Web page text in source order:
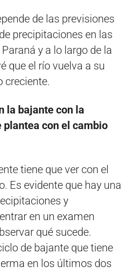
de las previsiones
precipitaciones en las
y a lo largo de la
que el río vuelva a su
creciente.
la bajante con la
plantea con el cambio
tiene que ver con el
Es evidente que hay una
y
en un examen
qué sucede.
de bajante que tiene
en los últimos dos